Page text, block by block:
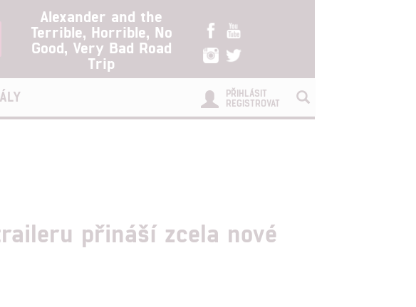
Alexander and the
Terrible, Horrible, No
Good, Very Bad Road
Trip
PŘIHLÁSIT
REGISTROVAT
přináší zcela nové